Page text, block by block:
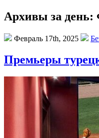
Архивы за день:
Февраль 17th, 2025
Премьеры